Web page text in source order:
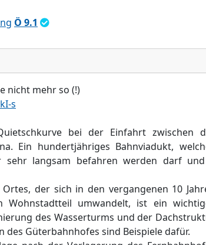
Ö 9.1
e nicht mehr so (!)
s
bei der Einfahrt zwischen
Ein hundertjähriges Bahnviadukt,
sehr langsam befahren werden darf
der sich in den vergangenen 10
umwandelt, ist ein
des Wasserturms und der
des Güterbahnhofes sind Beispiele dafür.